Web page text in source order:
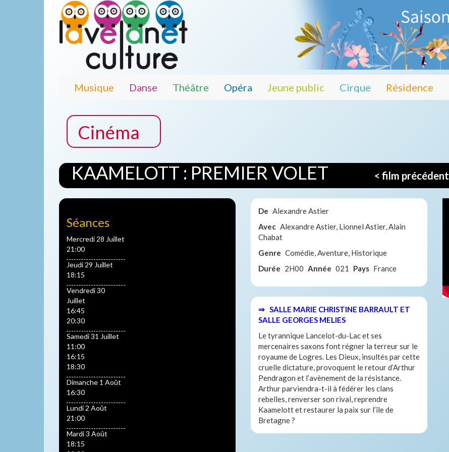
Musique Danse Théâtre Opéra Jeune public Cirque Résidence
Cinéma
KAAMELOTT : PREMIER VOLET < film précédent
Séances
Mercredi 28 Juillet
21:00
Jeudi 29 Juillet
18:15
Vendredi 30
Juillet
16:45
20:30
Samedi 31 Juillet
11:00
16:15
18:30
Dimanche 1 Août
16:30
Lundi 2 Août
21:00
Mardi 3 Août
18:15
De Alexandre Astier
Avec Alexandre Astier, Lionnel Astier, Alain
Chabat
Genre Comédie, Aventure, Historique
Durée 2H00 Année 021 Pays France
⇒ SALLE MARIE CHRISTINE BARRAULT ET
SALLE GEORGES MELIES
Le tyrannique Lancelot-du-Lac et ses
mercenaires saxons font régner la terreur sur le
royaume de Logres. Les Dieux, insultés par cette
cruelle dictature, provoquent le retour d’Arthur
Pendragon et l’avènement de la résistance.
Arthur parviendra-t-il à fédérer les clans
rebelles, renverser son rival, reprendre
Kaamelott et restaurer la paix sur l’île de
Bretagne ?